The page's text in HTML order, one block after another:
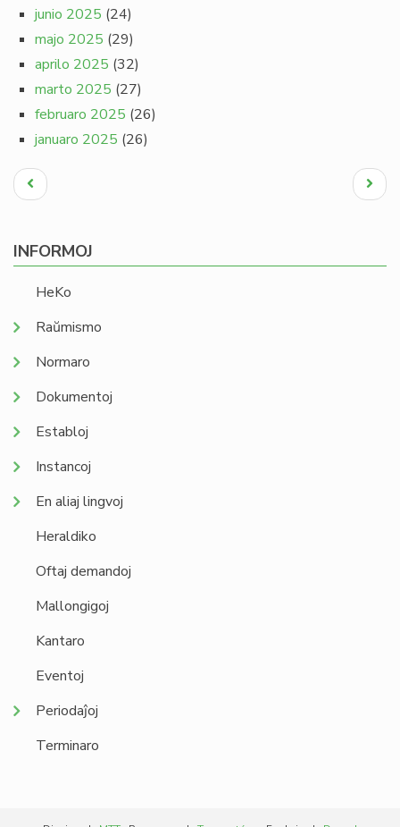
junio 2025 (24)
majo 2025 (29)
aprilo 2025 (32)
marto 2025 (27)
februaro 2025 (26)
januaro 2025 (26)
Pagination
Antaŭa
paĝo
Next
page
INFORMOJ
HeKo
Raŭmismo
Normaro
Dokumentoj
Establoj
Instancoj
En aliaj lingvoj
Heraldiko
Oftaj demandoj
Mallongigoj
Kantaro
Eventoj
Periodaĵoj
Terminaro